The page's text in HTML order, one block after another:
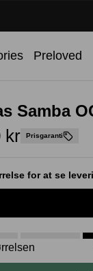
Preloved
Samba
kr Prisgaranti
for at se